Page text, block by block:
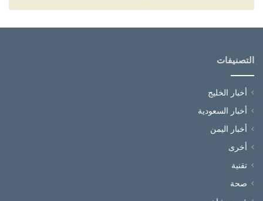
التصنيفات
أخبار الخليج
أخبار السعودية
أخبار اليمن
أخرى
تقنية
صحة